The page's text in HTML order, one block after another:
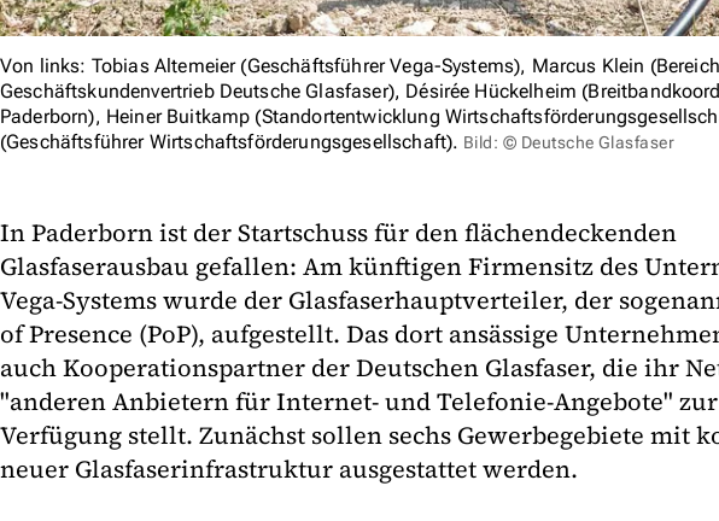
Von links: Tobias Altemeier (Geschäftsführer Vega-Systems), Marcus Klein
Geschäftskundenvertrieb Deutsche Glasfaser), Désirée Hückelheim
Paderborn), Heiner Buitkamp (Standortentwicklung
(Geschäftsführer Wirtschaftsförderungsgesellschaft). Bild: © Deutsche Glasfaser
In Paderborn ist der Startschuss für den flächendeckenden
Glasfaserausbau gefallen: Am künftigen Firmensitz des
Vega-Systems wurde der Glasfaserhauptverteiler, der
of Presence (PoP), aufgestellt. Das dort ansässige
auch Kooperationspartner der Deutschen Glasfaser, die ihr
"anderen Anbietern für Internet- und Telefonie-Angebote" zur
Verfügung stellt. Zunächst sollen sechs Gewerbegebiete mit
neuer Glasfaserinfrastruktur ausgestattet werden.